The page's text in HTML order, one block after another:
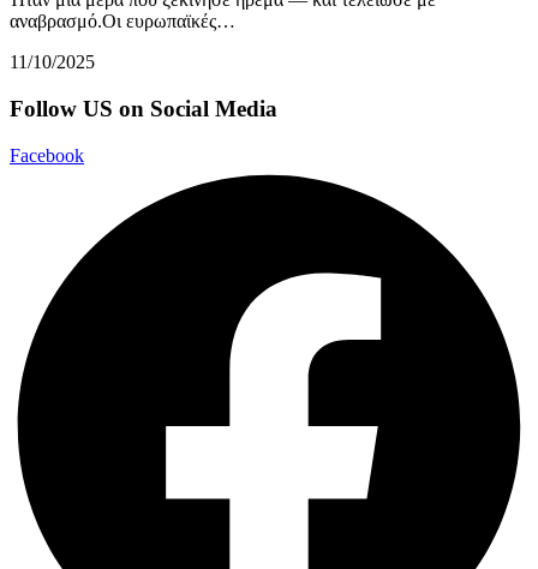
αναβρασμό.Οι ευρωπαϊκές…
11/10/2025
Follow US on Social Media
Facebook